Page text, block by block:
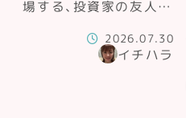
場する、投資家の友人…
2026.07.30
イチハラ